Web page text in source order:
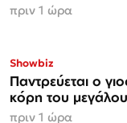
πριν 1 ώρα
ΑΠΟΚΛΕΙΣΤΙΚΟ
Showbiz
Παντρεύεται ο
κόρη του
πριν 1 ώρα